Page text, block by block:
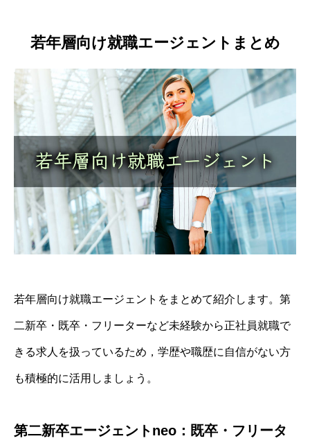
若年層向け就職エージェントまとめ
若年層向け就職エージェントをまとめて紹介します。第
二新卒・既卒・フリーターなど未経験から正社員就職で
きる求人を扱っているため，学歴や職歴に自信がない方
も積極的に活用しましょう。
第二新卒エージェントneo：既卒・フリータ